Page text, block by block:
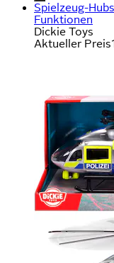
Spielzeug-
Funktionen
Dickie Toys
Aktueller Preis